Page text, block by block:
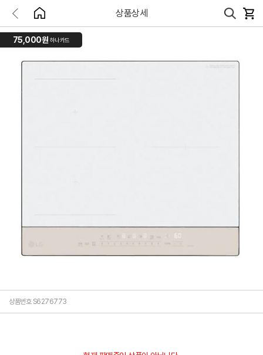
상품상세
75,000원 하나카드
상품번호 S6276773